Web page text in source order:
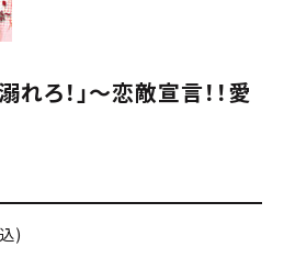
れろ！」〜恋敵宣言！！愛
)